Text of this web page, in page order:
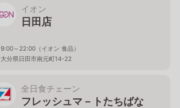
イオン
日田店
9:00～22:00（イオン 食品）
大分県日田市南元町14-22
全日食チェーン
フレッシュマ－トたちばな